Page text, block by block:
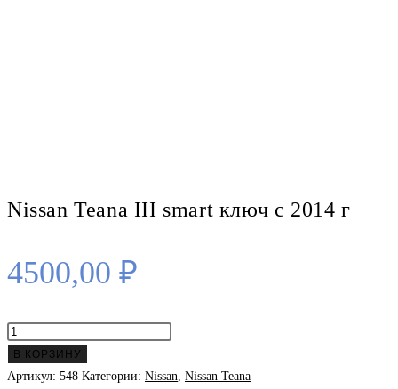
Nissan Teana III smart ключ с 2014 г
4500,00 ₽
Количество
товара
Nissan
В КОРЗИНУ
Артикул: 548 Категории: Nissan Nissan Teana